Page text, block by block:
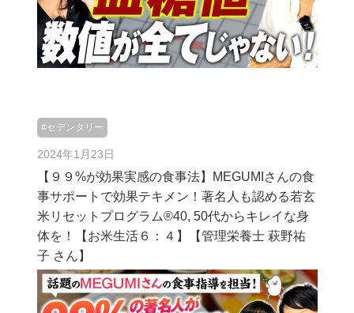
#セデンタリー
2024年1月23日
【９９%が効果実感の食事法】MEGUMIさんの食
事サポートで効果テキメン！著名人も認める若玄
米リセットプログラム®︎40, 50代からキレイな身
体を！【お米生活６：４】【管理栄養士 萩野祐
子 さん】